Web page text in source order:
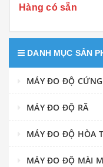
Hàng có sẵn
DANH MỤC SẢN
MÁY ĐO ĐỘ
MÁY ĐO ĐỘ RÃ
MÁY ĐO ĐỘ HÒA
MÁY ĐO ĐỘ MÀI